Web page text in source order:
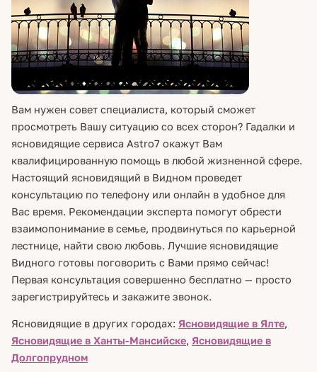
Вам нужен совет специалиста, который сможет
просмотреть Вашу ситуацию со всех сторон? Гадалки и
ясновидящие сервиса Astro7 окажут Вам
квалифицированную помощь в любой жизненной сфере.
Настоящий ясновидящий в Видном проведет
консультацию по телефону или онлайн в удобное для
Вас время. Рекомендации эксперта помогут обрести
взаимопонимание в семье, продвинуться по карьерной
лестнице, найти свою любовь. Лучшие ясновидящие
Видного готовы поговорить с Вами прямо сейчас!
Первая консультация совершенно бесплатно — просто
зарегистрируйтесь и закажите звонок.
Ясновидящие в других городах: Ясновидящие в Ялте,
Ясновидящие в Ханты-Мансийске, Ясновидящие в
Долгопрудном